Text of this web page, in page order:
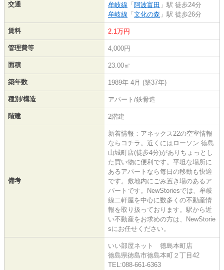
交通
牟岐線 「 阿波富田 」駅 徒歩24分
牟岐線 「 文化の森 」駅 徒歩26分
賃料 2.1万円
管理費等 4,000円
面積 23.00㎡
築年数 1989年 4月 (築37年)
種別/構造 アパート/鉄骨造
階建 2階建
備考
新着情報：アネックス22の空室情報
ならコチラ。近くにはローソン 徳島
山城町店(徒歩4分)がありちょっとし
た買い物に便利です。平坦な場所に
あるアパートなら毎日の移動も快適
です。敷地内にごみ置き場のあるア
パートです。NewStoriesでは、牟岐
線二軒屋を中心に数多くの不動産情
報を取り扱っております。駅から近
い不動産をお求めの方は、NewStorie
sにお任せください。
いい部屋ネット 徳島本町店
徳島県徳島市徳島本町２丁目42
TEL:088-661-6363